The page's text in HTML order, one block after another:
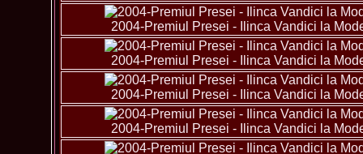
2004-Premiul Presei - Ilinca Vandici la
2004-Premiul Presei - Ilinca Vandici la
2004-Premiul Presei - Ilinca Vandici la
2004-Premiul Presei - Ilinca Vandici la